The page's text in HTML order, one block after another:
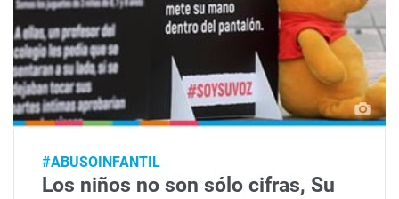
#ABUSOINFANTIL
Los niños no son sólo cifras, Su